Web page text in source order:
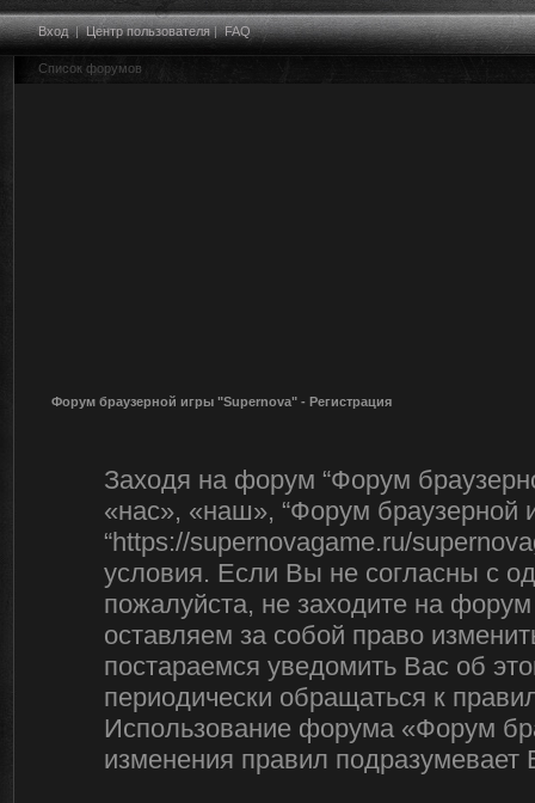
Вход|Центр пользователя|FAQ
Список форумов
Форум браузерной игры "Supernova" - Регистрация
Заходя на форум “Форум
«нас», «наш», “Форум браузерной
“https://supernovagame.ru/
условия. Если Вы не согласны с
пожалуйста, не заходите на
оставляем за собой право
постараемся уведомить Вас об
периодически обращаться к
Использование форума «Форум
изменения правил